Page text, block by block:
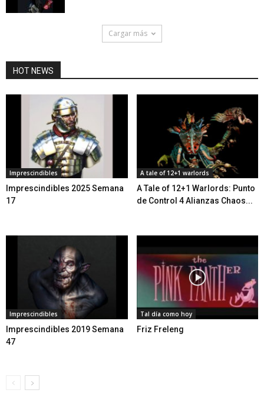
Cargar más
HOT NEWS
Imprescindibles
Imprescindibles 2025 Semana
17
A tale of 12+1 warlords
A Tale of 12+1 Warlords: Punto
de Control 4 Alianzas Chaos...
Imprescindibles
Imprescindibles 2019 Semana
47
Tal día como hoy
Friz Freleng